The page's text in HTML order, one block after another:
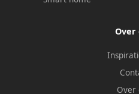
Over
Over